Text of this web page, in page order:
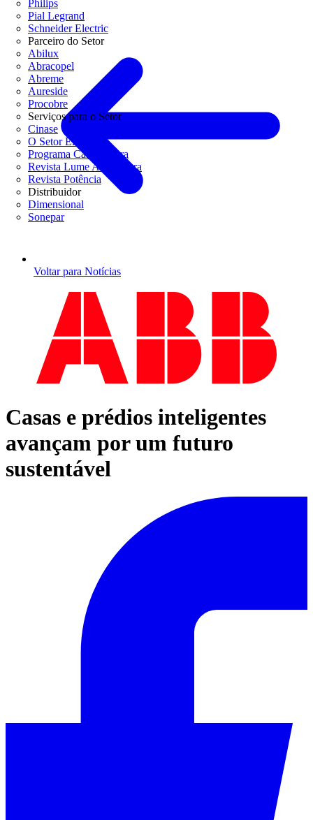
Philips
Pial Legrand
Schneider Electric
Parceiro do Setor
Abilux
Abracopel
Abreme
Aureside
Procobre
Serviços para o Setor
Cinase
O Setor Elétrico
Programa Casa Segura
Revista Lume Arquitetura
Revista Potência
Distribuidor
Dimensional
Sonepar
Voltar para Notícias
Casas e prédios inteligentes
avançam por um futuro
sustentável